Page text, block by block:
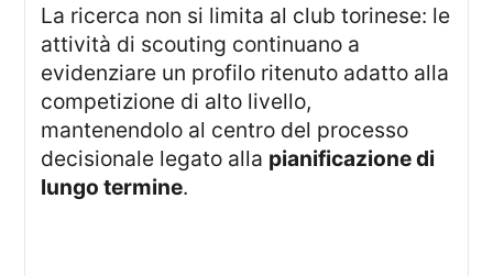
La ricerca non si limita al club torinese: le
attività di scouting continuano a
evidenziare un profilo ritenuto adatto alla
competizione di alto livello,
mantenendolo al centro del processo
decisionale legato alla pianificazione di
lungo termine.